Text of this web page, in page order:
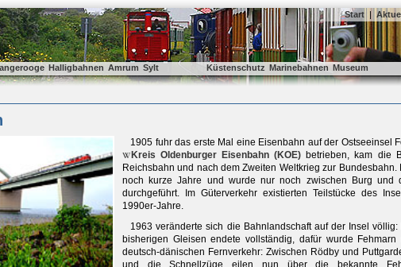
Start |
Halligbahnen Amrum Sylt Küstenschutz Marinebahnen Museum
1905 fuhr das erste Mal eine Eisenbahn auf der Ostseeinsel
Kreis Oldenburger Eisenbahn (KOE) betrieben, kam die
Reichsbahn und nach dem Zweiten Weltkrieg zur
noch kurze Jahre und wurde nur noch zwischen Burg und
durchgeführt. Im Güterverkehr existierten Teilstücke des
1990er-Jahre.
1963 veränderte sich die Bahnlandschaft auf der Insel
bisherigen Gleisen endete vollständig, dafür wurde
deutsch-dänischen Fernverkehr: Zwischen Rödby und
und die Schnellzüge eilen nun über die bekannte